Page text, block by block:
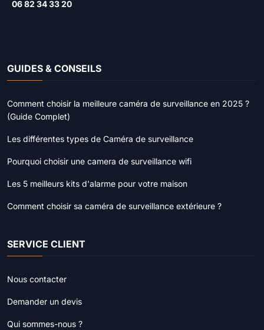
06 82 34 33 20
GUIDES & CONSEILS
Comment choisir la meilleure caméra de surveillance en 2025 ?
(Guide Complet)
Les différentes types de Caméra de surveillance
Pourquoi choisir une camera de surveillance wifi
Les 5 meilleurs kits d'alarme pour votre maison
Comment choisir sa caméra de surveillance extérieure ?
SERVICE CLIENT
Nous contacter
Demander un devis
Qui sommes-nous ?